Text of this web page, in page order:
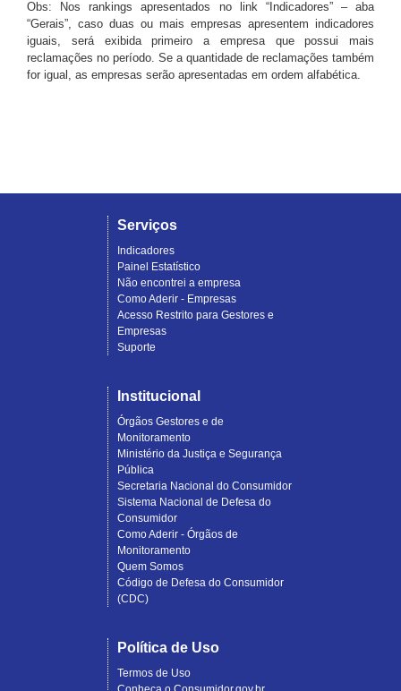
Obs: Nos rankings apresentados no link “Indicadores” – aba
“Gerais”, caso duas ou mais empresas apresentem indicadores
iguais, será exibida primeiro a empresa que possui mais
reclamações no período. Se a quantidade de reclamações também
for igual, as empresas serão apresentadas em ordem alfabética.
Serviços
Indicadores
Painel Estatístico
Não encontrei a empresa
Como Aderir - Empresas
Acesso Restrito para Gestores e
Empresas
Suporte
Institucional
Órgãos Gestores e de
Monitoramento
Ministério da Justiça e Segurança
Pública
Secretaria Nacional do Consumidor
Sistema Nacional de Defesa do
Consumidor
Como Aderir - Órgãos de
Monitoramento
Quem Somos
Código de Defesa do Consumidor
(CDC)
Política de Uso
Termos de Uso